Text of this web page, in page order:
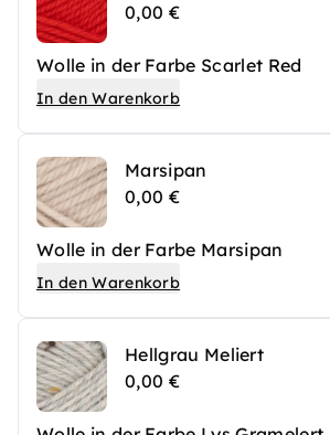
0,00 €
Wolle in der Farbe Scarlet Red
In den Warenkorb
Marsipan
0,00 €
Wolle in der Farbe Marsipan
In den Warenkorb
Hellgrau Meliert
0,00 €